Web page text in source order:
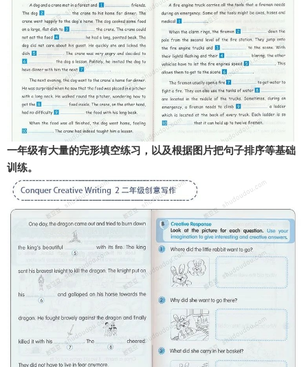
一年级有大量的完形填空练习，以及根据图片把句子排序等基础
训练。